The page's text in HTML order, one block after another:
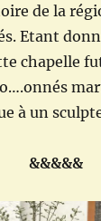
de la
Etant
chapelle
à un
&&&&&